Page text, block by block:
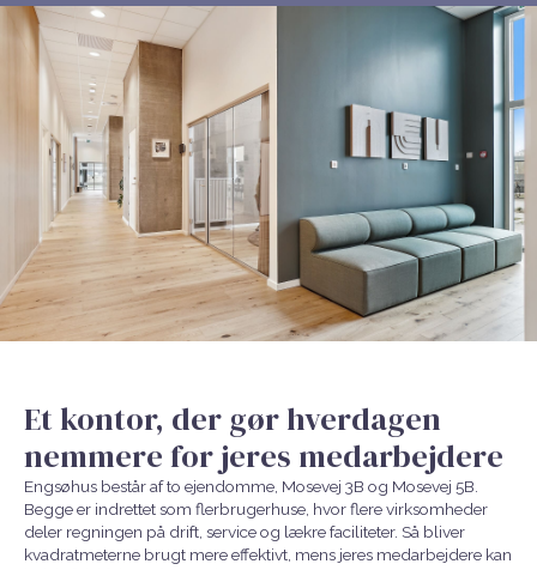
Et kontor, der gør hverdagen
nemmere for jeres medarbejdere
Engsøhus består af to ejendomme, Mosevej 3B og Mosevej 5B.
Begge er indrettet som flerbrugerhuse, hvor flere virksomheder
deler regningen på drift, service og lækre faciliteter. Så bliver
kvadratmeterne brugt mere effektivt, mens jeres medarbejdere kan